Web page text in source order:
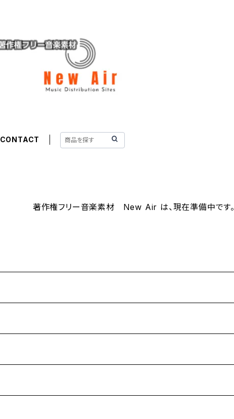
CONTACT
著作権フリー音楽素材 New Air は、現在準備中です。